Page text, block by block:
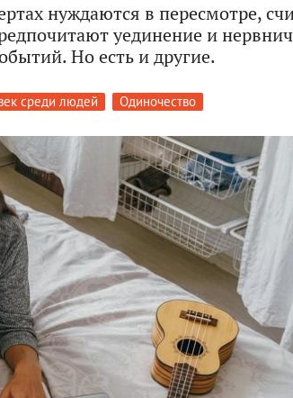
нуждаются в пересмотре,
уединение и
Но есть и другие.
среди людей Одиночество